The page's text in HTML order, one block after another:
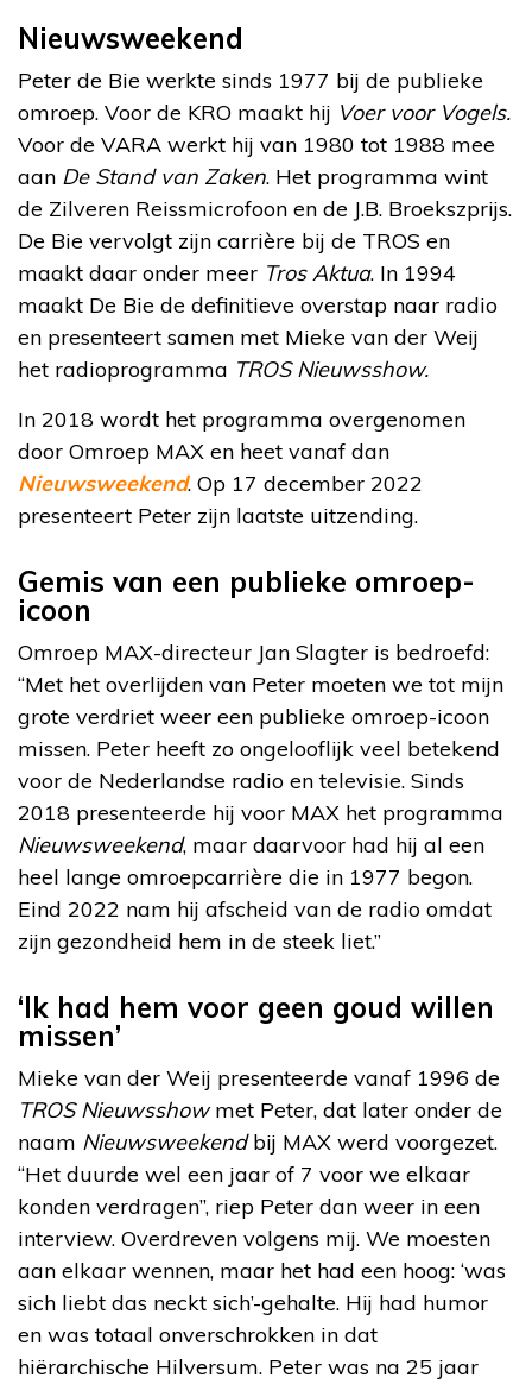
Nieuwsweekend
Peter de Bie werkte sinds 1977 bij de publieke
omroep. Voor de KRO maakt hij Voer voor Vogels.
Voor de VARA werkt hij van 1980 tot 1988 mee
aan De Stand van Zaken. Het programma wint
de Zilveren Reissmicrofoon en de J.B. Broekszprijs.
De Bie vervolgt zijn carrière bij de TROS en
maakt daar onder meer Tros Aktua. In 1994
maakt De Bie de definitieve overstap naar radio
en presenteert samen met Mieke van der Weij
het radioprogramma TROS Nieuwsshow.
In 2018 wordt het programma overgenomen
door Omroep MAX en heet vanaf dan
Nieuwsweekend. Op 17 december 2022
presenteert Peter zijn laatste uitzending.
Gemis van een publieke omroep-
icoon
Omroep MAX-directeur Jan Slagter is bedroefd:
“Met het overlijden van Peter moeten we tot mijn
grote verdriet weer een publieke omroep-icoon
missen. Peter heeft zo ongelooflijk veel betekend
voor de Nederlandse radio en televisie. Sinds
2018 presenteerde hij voor MAX het programma
Nieuwsweekend, maar daarvoor had hij al een
heel lange omroepcarrière die in 1977 begon.
Eind 2022 nam hij afscheid van de radio omdat
zijn gezondheid hem in de steek liet.”
‘Ik had hem voor geen goud willen
missen’
Mieke van der Weij presenteerde vanaf 1996 de
TROS Nieuwsshowmet Peter, dat later onder de
naam Nieuwsweekendbij MAX werd voorgezet.
“Het duurde wel een jaar of 7 voor we elkaar
konden verdragen”, riep Peter dan weer in een
interview. Overdreven volgens mij. We moesten
aan elkaar wennen, maar het had een hoog: ‘was
sich liebt das neckt sich’-gehalte. Hij had humor
en was totaal onverschrokken in dat
hiërarchische Hilversum. Peter was na 25 jaar